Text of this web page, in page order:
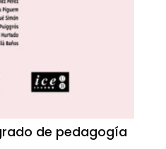
de pedagogía